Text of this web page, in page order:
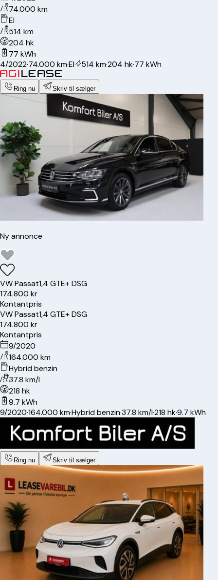
74.000 km
El
514 km
204 hk
77 kWh
4/2022·74.000 km·El· 514 km·204 hk·77 kWh
Ring nu Skriv til sælger
Ny annonce
VWPassat1,4 GTE+ DSG
174.800 kr
Kontantpris
VWPassat1,4 GTE+ DSG
174.800 kr
Kontantpris
9/2020
164.000 km
Hybrid benzin
37.8 km/l
218 hk
9.7 kWh
9/2020·164.000 km·Hybrid benzin·37.8 km/l·218 hk·9.7 kWh
Ring nu Skriv til sælger